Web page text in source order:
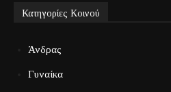
Κατηγορίες Κοινού
Άνδρας
Γυναίκα